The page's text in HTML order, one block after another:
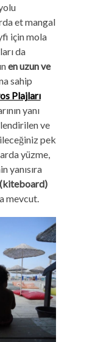
et mangal
için mola
da
en uzun ve
sahip
Plajları
yanı
ve
pek
yüzme,
yanısıra
mevcut.